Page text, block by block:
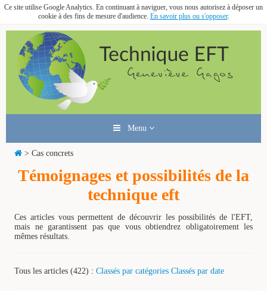
Ce site utilise Google Analytics. En continuant à naviguer, vous nous autorisez à déposer un
cookie à des fins de mesure d'audience. En savoir plus ou s'opposer.
Menu
> Cas concrets
Témoignages et possibilités de la
technique eft
Ces articles vous permettent de découvrir les possibilités de l'EFT,
mais ne garantissent pas que vous obtiendrez obligatoirement les
mêmes résultats.
Tous les articles (422) : Classés par catégories Classés par date